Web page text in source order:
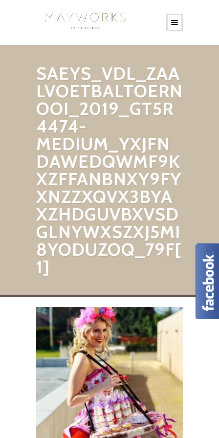
SAEYS_VDL_ZAA
LVOETBALTOERN
OOI_2019_GT5R
4474-
MEDIUM_YXJFN
DAWEDQWMF9K
XZFFANBNXY9FY
XNZZXQVX3BYA
XZHDGUVBXVSD
GLNYWXSZXJ5MI
8YODUZOQ_79F[
1]